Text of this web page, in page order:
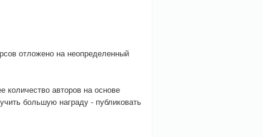
отложено на неопределенный
количество авторов на основе
большую награду - публиковать